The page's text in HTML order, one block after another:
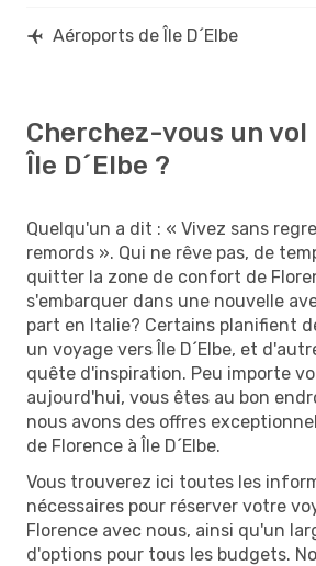
Aéroports de Île D´Elbe
Cherchez-vous un vol
Île D´Elbe ?
Quelqu'un a dit : « Vivez sans
remords ». Qui ne rêve pas, de
quitter la zone de confort de
s'embarquer dans une nouvelle
part en Italie? Certains planifient
un voyage vers Île D´Elbe, et
quête d'inspiration. Peu importe
aujourd'hui, vous êtes au bon
nous avons des offres
de Florence à Île D´Elbe.
Vous trouverez ici toutes les
nécessaires pour réserver votre
Florence avec nous, ainsi qu'un
d'options pour tous les budgets.